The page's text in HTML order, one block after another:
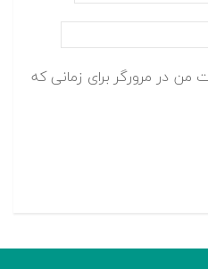
من در مرورگر برای زمانی که